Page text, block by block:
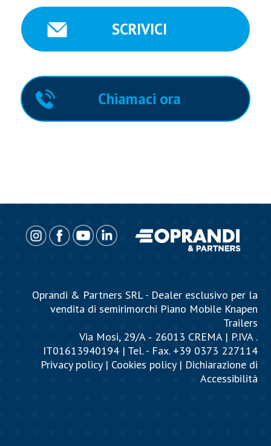
SCRIVICI
Chiamaci ora
Oprandi & Partners SRL - Dealer esclusivo per la
vendita di semirimorchi Piano Mobile Knapen
Trailers
Via Mosi, 29/A ‐ 26013 CREMA | P.IVA .
IT01613940194 | Tel. - Fax. +39 0373 227114
Privacy policy| Cookies policy| Dichiarazione di
Accessibilità